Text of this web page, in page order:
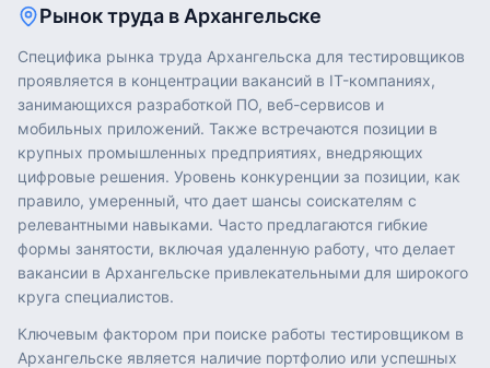
Рынок труда в Архангельске
Специфика рынка труда Архангельска для тестировщиков
проявляется в концентрации вакансий в IT-компаниях,
занимающихся разработкой ПО, веб-сервисов и
мобильных приложений. Также встречаются позиции в
крупных промышленных предприятиях, внедряющих
цифровые решения. Уровень конкуренции за позиции, как
правило, умеренный, что дает шансы соискателям с
релевантными навыками. Часто предлагаются гибкие
формы занятости, включая удаленную работу, что делает
вакансии в Архангельске привлекательными для широкого
круга специалистов.
Ключевым фактором при поиске работы тестировщиком в
Архангельске является наличие портфолио или успешных